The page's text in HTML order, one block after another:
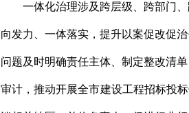
一体化治理涉及跨层级、跨部门
向发力、一体落实，提升以案促改促
问题及时明确责任主体、制定整改清
审计，推动开展全市建设工程招标投